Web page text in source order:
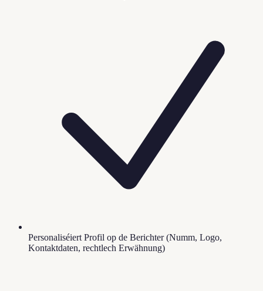
Personaliséiert Profil op de Berichter (Numm, Logo,
Kontaktdaten, rechtlech Erwähnung)